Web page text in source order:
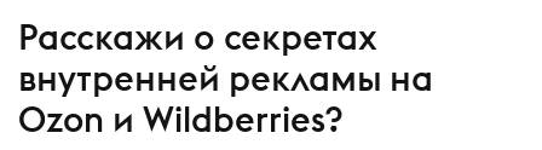
Расскажи о секретах
внутренней рекламы на
Ozon и Wildberries?